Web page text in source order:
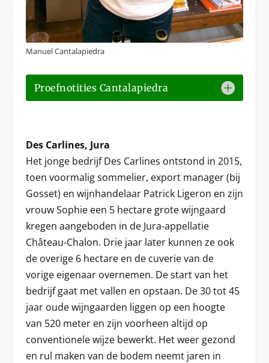
Manuel Cantalapiedra
Proefnotities Cantalapiedra
Des Carlines, Jura
Het jonge bedrijf Des Carlines ontstond in 2015,
toen voormalig sommelier, export manager (bij
Gosset) en wijnhandelaar Patrick Ligeron en zijn
vrouw Sophie een 5 hectare grote wijngaard
kregen aangeboden in de Jura-appellatie
Château-Chalon. Drie jaar later kunnen ze ook
de overige 6 hectare en de cuverie van de
vorige eigenaar overnemen. De start van het
bedrijf gaat met vallen en opstaan. De 30 tot 45
jaar oude wijngaarden liggen op een hoogte
van 520 meter en zijn voorheen altijd op
conventionele wijze bewerkt. Het weer gezond
en rul maken van de bodem neemt jaren in